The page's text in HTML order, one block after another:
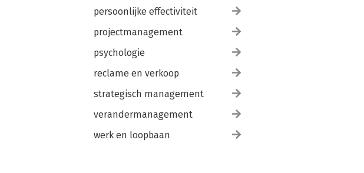
persoonlijke effectiviteit
projectmanagement
psychologie
reclame en verkoop
strategisch management
verandermanagement
werk en loopbaan